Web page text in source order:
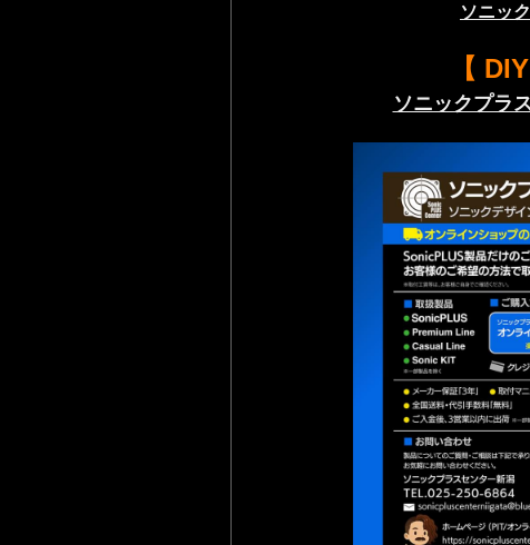
ソニッ
【
ソニックプラ